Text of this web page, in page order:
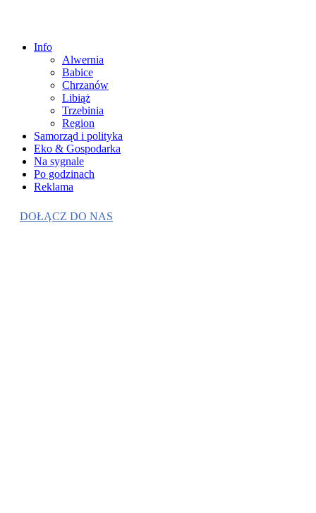
Info
Alwernia
Babice
Chrzanów
Libiąż
Trzebinia
Region
Samorząd i polityka
Eko & Gospodarka
Na sygnale
Po godzinach
Reklama
DOŁĄCZ DO NAS